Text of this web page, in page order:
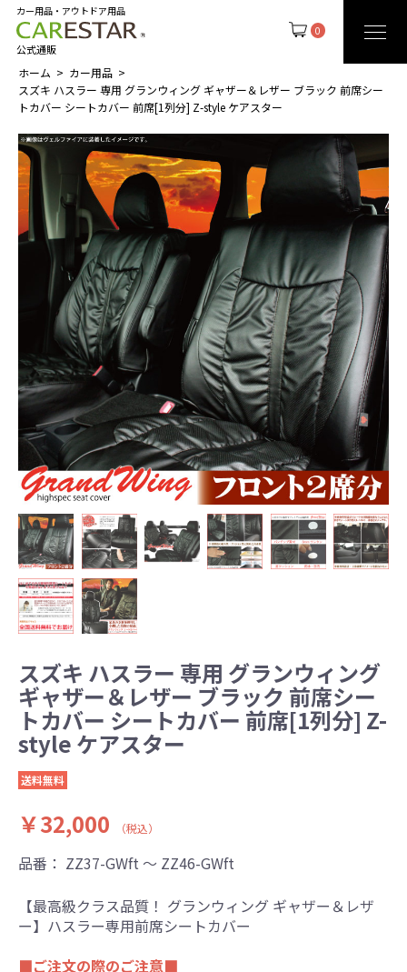
0
カー用品・アウトドア用品
公式通販
ホーム
カー用品
スズキ ハスラー 専用 グランウィング ギャザー＆レザー ブラック 前席シー
トカバー シートカバー 前席[1列分] Z-style ケアスター
スズキ ハスラー 専用 グランウィング
ギャザー＆レザー ブラック 前席シー
トカバー シートカバー 前席[1列分] Z-
style ケアスター
送料無料
￥32,000 （税込）
品番： ZZ37-GWft ～ ZZ46-GWft
【最高級クラス品質！ グランウィング ギャザー＆レザ
ー】ハスラー専用前席シートカバー
■ご注文の際のご注意■